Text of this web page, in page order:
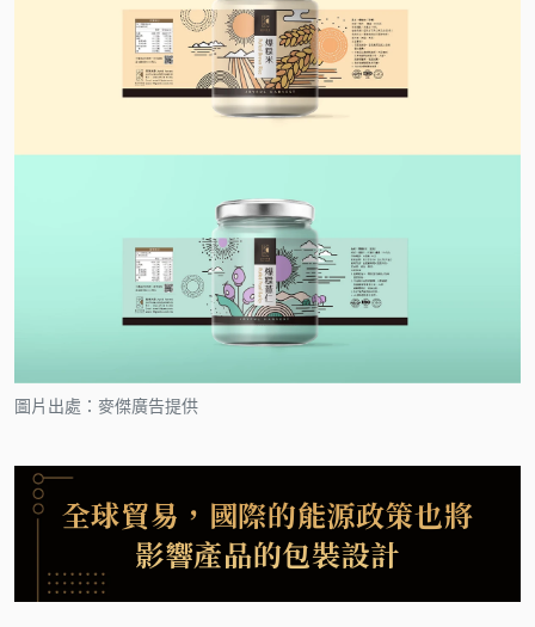
圖片出處：麥傑廣告提供
全球貿易，國際的能源政策也將
影響產品的包裝設計